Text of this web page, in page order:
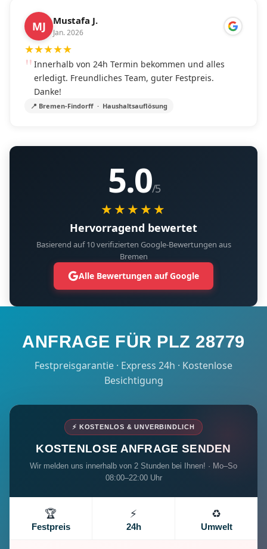
MJ Mustafa J.
Jan. 2026
★★★★★
Innerhalb von 24h Termin bekommen und alles
erledigt. Freundliches Team, guter Festpreis.
Danke!
📍 Bremen-Findorff · Haushaltsauflösung
5.0/5
★★★★★
Hervorragend bewertet
Basierend auf 10 verifizierten Google-Bewertungen aus
Bremen
Alle Bewertungen auf Google
ANFRAGE FÜR PLZ 28779
Festpreisgarantie · Express 24h · Kostenlose
Besichtigung
⚡ KOSTENLOS & UNVERBINDLICH
KOSTENLOSE ANFRAGE SENDEN
Wir melden uns innerhalb von 2 Stunden bei Ihnen! · Mo–So
08:00–22:00 Uhr
🏆
Festpreis
⚡
24h
♻️
Umwelt